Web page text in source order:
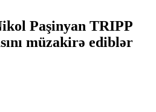
Paşinyan TRIPP
müzakirə ediblər